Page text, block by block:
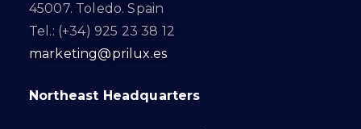
45007. Toledo. Spain
Tel.: (+34) 925 23 38 12
marketing@prilux.es
Northeast Headquarters